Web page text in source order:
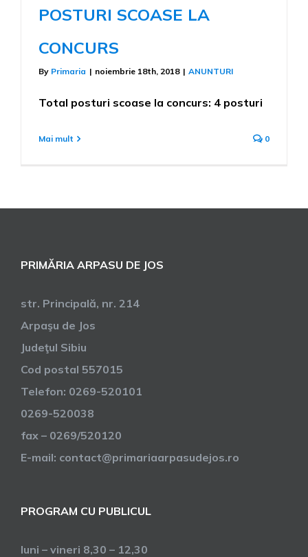
POSTURI SCOASE LA
CONCURS
By Primaria | noiembrie 18th, 2018 | ANUNTURI
Total posturi scoase la concurs: 4 posturi
Mai mult 0
PRIMĂRIA ARPASU DE JOS
str. Principală, nr. 214
Arpaşu de Jos
Judeţul Sibiu
Cod postal 557015
Telefon: 0269-520101
0269-520038
fax – 0269/520120
E-mail: contact@primariaarpasudejos.ro
PROGRAM CU PUBLICUL
luni – vineri 8,30 – 12,30